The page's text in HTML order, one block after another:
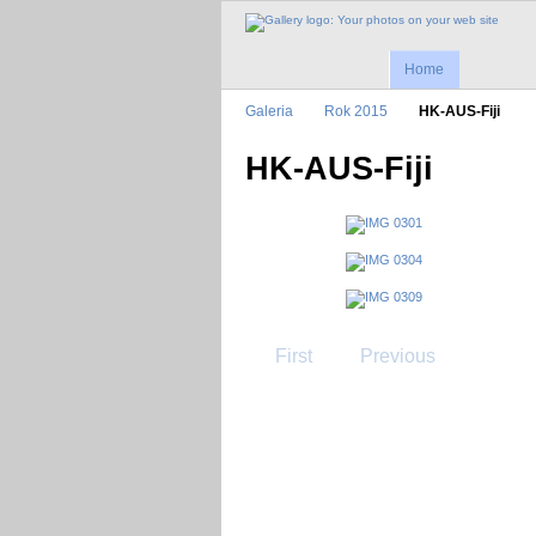
Home
Galeria Rok 2015 HK-AUS-Fiji
HK-AUS-Fiji
First Previous